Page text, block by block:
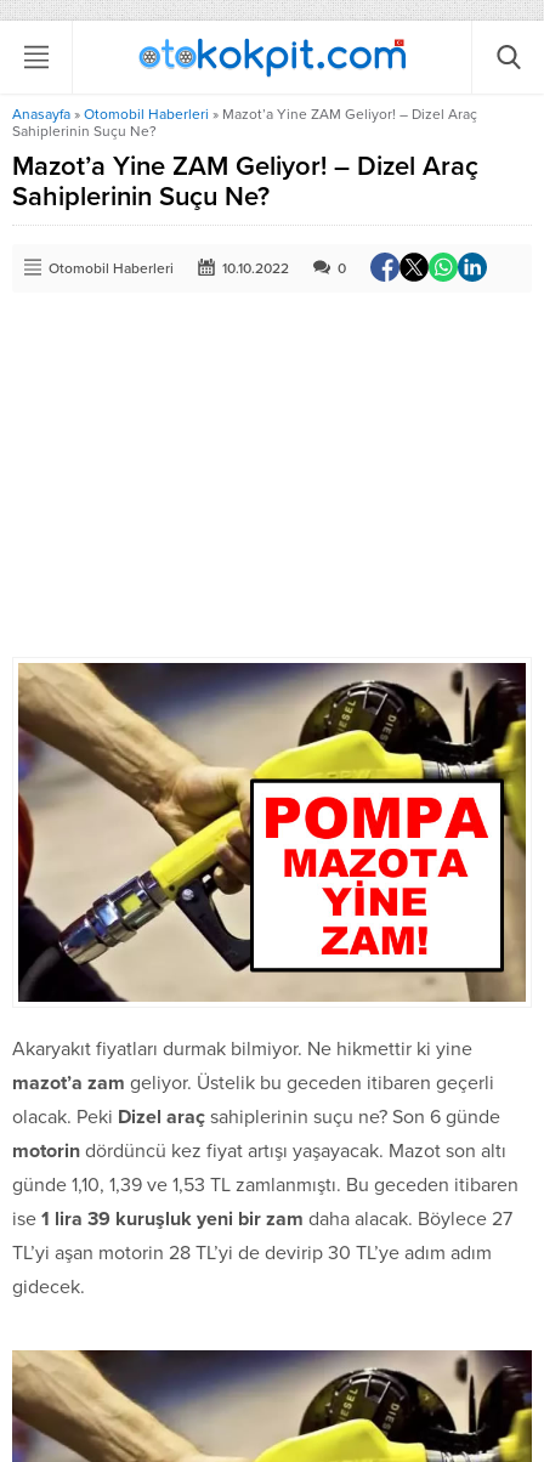
Anasayfa » Otomobil Haberleri » Mazot’a Yine ZAM Geliyor! – Dizel Araç
Sahiplerinin Suçu Ne?
Mazot’a Yine ZAM Geliyor! – Dizel Araç
Sahiplerinin Suçu Ne?
Otomobil Haberleri 10.10.2022 0
Akaryakıt fiyatları durmak bilmiyor. Ne hikmettir ki yine
mazot’a zam geliyor. Üstelik bu geceden itibaren geçerli
olacak. Peki Dizel araç sahiplerinin suçu ne? Son 6 günde
motorin dördüncü kez fiyat artışı yaşayacak. Mazot son altı
günde 1,10, 1,39 ve 1,53 TL zamlanmıştı. Bu geceden itibaren
ise 1 lira 39 kuruşluk yeni bir zam daha alacak. Böylece 27
TL’yi aşan motorin 28 TL’yi de devirip 30 TL’ye adım adım
gidecek.